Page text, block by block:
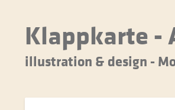
Klappkarte -
illustration & design -